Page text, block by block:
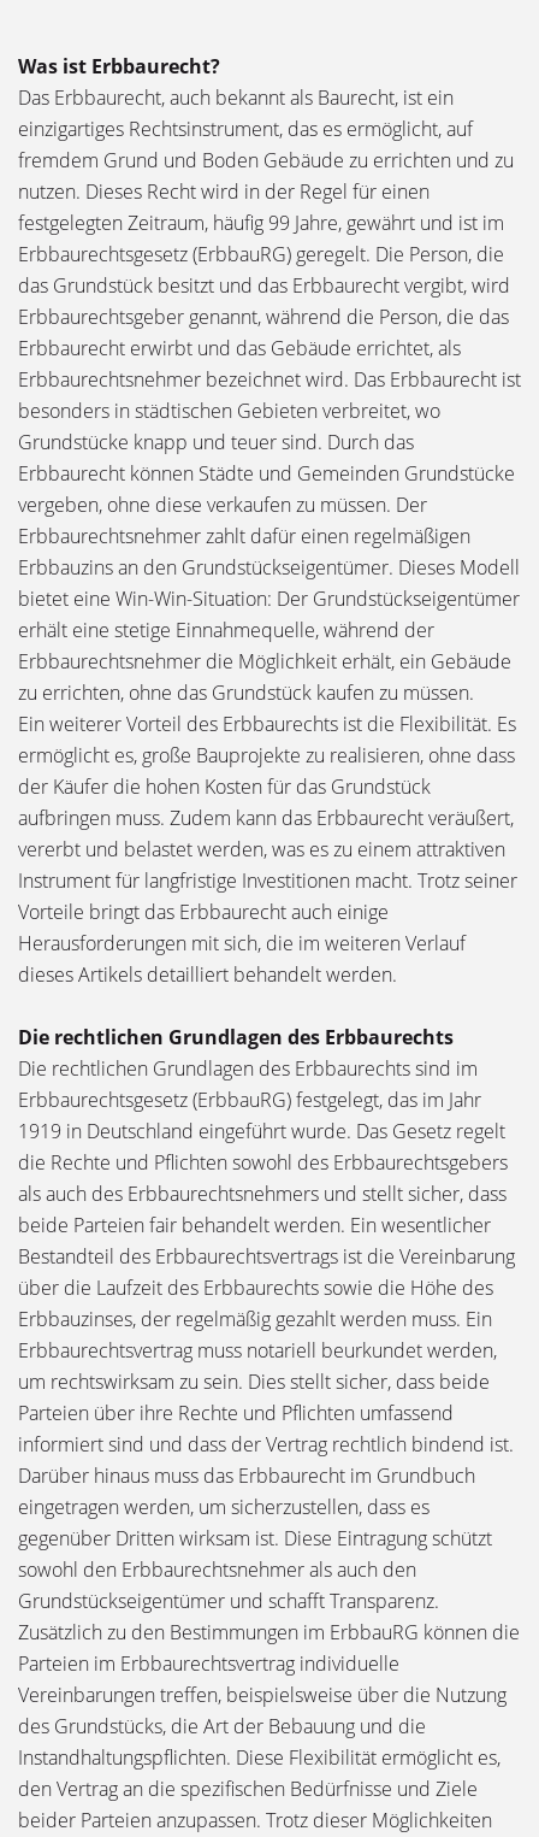
Was ist Erbbaurecht?
Das Erbbaurecht, auch bekannt als Baurecht, ist ein
einzigartiges Rechtsinstrument, das es ermöglicht, auf
fremdem Grund und Boden Gebäude zu errichten und zu
nutzen. Dieses Recht wird in der Regel für einen
festgelegten Zeitraum, häufig 99 Jahre, gewährt und ist im
Erbbaurechtsgesetz (ErbbauRG) geregelt. Die Person, die
das Grundstück besitzt und das Erbbaurecht vergibt, wird
Erbbaurechtsgeber genannt, während die Person, die das
Erbbaurecht erwirbt und das Gebäude errichtet, als
Erbbaurechtsnehmer bezeichnet wird. Das Erbbaurecht ist
besonders in städtischen Gebieten verbreitet, wo
Grundstücke knapp und teuer sind. Durch das
Erbbaurecht können Städte und Gemeinden Grundstücke
vergeben, ohne diese verkaufen zu müssen. Der
Erbbaurechtsnehmer zahlt dafür einen regelmäßigen
Erbbauzins an den Grundstückseigentümer. Dieses Modell
bietet eine Win-Win-Situation: Der Grundstückseigentümer
erhält eine stetige Einnahmequelle, während der
Erbbaurechtsnehmer die Möglichkeit erhält, ein Gebäude
zu errichten, ohne das Grundstück kaufen zu müssen.
Ein weiterer Vorteil des Erbbaurechts ist die Flexibilität. Es
ermöglicht es, große Bauprojekte zu realisieren, ohne dass
der Käufer die hohen Kosten für das Grundstück
aufbringen muss. Zudem kann das Erbbaurecht veräußert,
vererbt und belastet werden, was es zu einem attraktiven
Instrument für langfristige Investitionen macht. Trotz seiner
Vorteile bringt das Erbbaurecht auch einige
Herausforderungen mit sich, die im weiteren Verlauf
dieses Artikels detailliert behandelt werden.
Die rechtlichen Grundlagen des Erbbaurechts
Die rechtlichen Grundlagen des Erbbaurechts sind im
Erbbaurechtsgesetz (ErbbauRG) festgelegt, das im Jahr
1919 in Deutschland eingeführt wurde. Das Gesetz regelt
die Rechte und Pflichten sowohl des Erbbaurechtsgebers
als auch des Erbbaurechtsnehmers und stellt sicher, dass
beide Parteien fair behandelt werden. Ein wesentlicher
Bestandteil des Erbbaurechtsvertrags ist die Vereinbarung
über die Laufzeit des Erbbaurechts sowie die Höhe des
Erbbauzinses, der regelmäßig gezahlt werden muss. Ein
Erbbaurechtsvertrag muss notariell beurkundet werden,
um rechtswirksam zu sein. Dies stellt sicher, dass beide
Parteien über ihre Rechte und Pflichten umfassend
informiert sind und dass der Vertrag rechtlich bindend ist.
Darüber hinaus muss das Erbbaurecht im Grundbuch
eingetragen werden, um sicherzustellen, dass es
gegenüber Dritten wirksam ist. Diese Eintragung schützt
sowohl den Erbbaurechtsnehmer als auch den
Grundstückseigentümer und schafft Transparenz.
Zusätzlich zu den Bestimmungen im ErbbauRG können die
Parteien im Erbbaurechtsvertrag individuelle
Vereinbarungen treffen, beispielsweise über die Nutzung
des Grundstücks, die Art der Bebauung und die
Instandhaltungspflichten. Diese Flexibilität ermöglicht es,
den Vertrag an die spezifischen Bedürfnisse und Ziele
beider Parteien anzupassen. Trotz dieser Möglichkeiten